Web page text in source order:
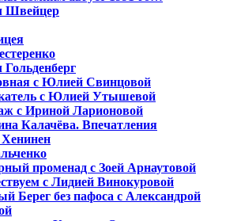
Швейцер
с Юлией Свинцовой
с Юлией Утышевой
с Ириной Ларионовой
Калачёва. Впечатления
променад с Зоей Арнаутовой
с Лидией Винокуровой
Берег без пафоса с Александрой